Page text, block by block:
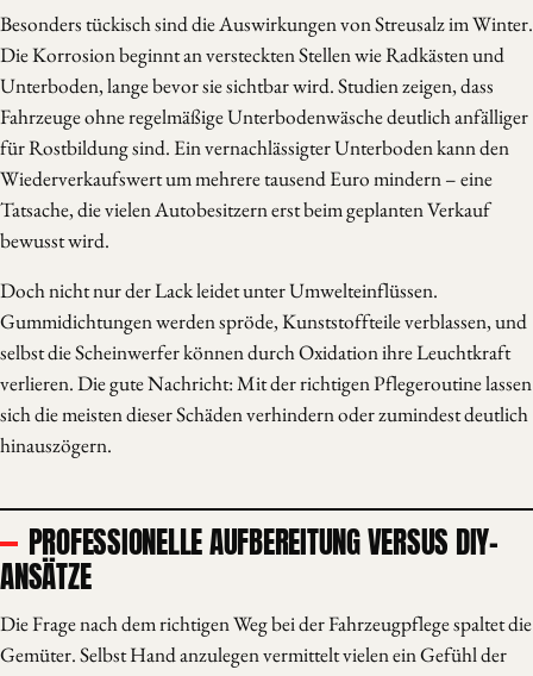
Besonders tückisch sind die Auswirkungen von Streusalz im Winter.
Die Korrosion beginnt an versteckten Stellen wie Radkästen und
Unterboden, lange bevor sie sichtbar wird. Studien zeigen, dass
Fahrzeuge ohne regelmäßige Unterbodenwäsche deutlich anfälliger
für Rostbildung sind. Ein vernachlässigter Unterboden kann den
Wiederverkaufswert um mehrere tausend Euro mindern – eine
Tatsache, die vielen Autobesitzern erst beim geplanten Verkauf
bewusst wird.
Doch nicht nur der Lack leidet unter Umwelteinflüssen.
Gummidichtungen werden spröde, Kunststoffteile verblassen, und
selbst die Scheinwerfer können durch Oxidation ihre Leuchtkraft
verlieren. Die gute Nachricht: Mit der richtigen Pflegeroutine lassen
sich die meisten dieser Schäden verhindern oder zumindest deutlich
hinauszögern.
PROFESSIONELLE AUFBEREITUNG VERSUS DIY-
ANSÄTZE
Die Frage nach dem richtigen Weg bei der Fahrzeugpflege spaltet die
Gemüter. Selbst Hand anzulegen vermittelt vielen ein Gefühl der